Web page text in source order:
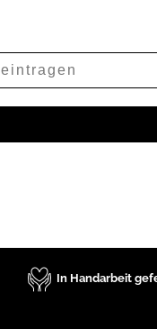
In Handarbeit